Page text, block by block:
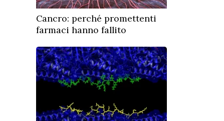
Cancro: perché promettenti
farmaci hanno fallito